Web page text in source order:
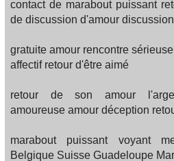
contact de marabout puissant
de discussion d'amour discussion
gratuite amour rencontre
affectif retour d'être aimé
retour de son amour
amoureuse amour déception
marabout puissant voyant
Belgique Suisse Guadeloupe